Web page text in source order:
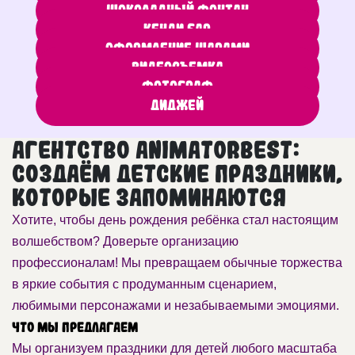
Шоколадный фонтан
Кенди бар
Оформление шарами
Видеосъемка
Фотограф
Диджей
Агентство AnimatorBest:
создаём детские праздники,
которые запоминаются
Хотите, чтобы день рождения ребёнка стал настоящим
волшебством? Доверьте организацию
профессионалам! Мы превращаем обычные торжества
в яркие события с продуманным сценарием,
любимыми персонажами и незабываемыми эмоциями.
Что мы предлагаем
Мы организуем праздники для детей любого масштаба